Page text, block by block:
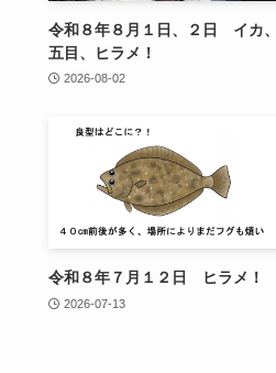
令和８年８月１日、２日 イカ、
五目、ヒラメ！
2026-08-02
令和８年７月１２日 ヒラメ！
2026-07-13